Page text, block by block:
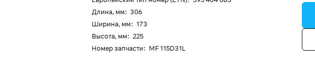
Длина, мм: 306
Ширина, мм: 173
Высота, мм: 225
Номер запчасти: MF 115D31L